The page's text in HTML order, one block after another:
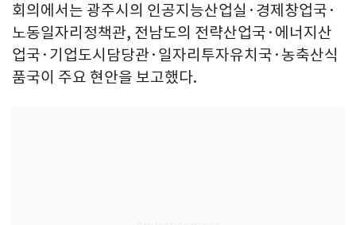
회의에서는 광주시의 인공지능산업실·경제창업국·
노동일자리정책관, 전남도의 전략산업국·에너지산
업국·기업도시담당관·일자리투자유치국·농축산식
품국이 주요 현안을 보고했다.